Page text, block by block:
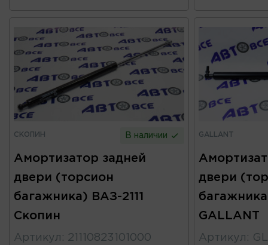
СКОПИН В наличии
Амортизатор задней
двери (торсион
багажника) ВАЗ-2111
Скопин
Артикул : 21110823101000
GALLANT
двери
GALLANT
Артикул :